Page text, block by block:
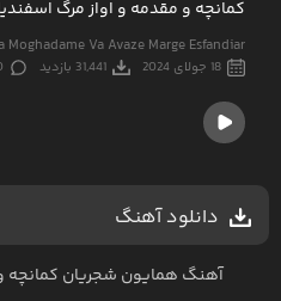
کمانچه و مقدمه و اواز مرگ
Va Avaze Marge Esfandiar
18 جولای 2024 31,441 بازدید
دانلود آهنگ
آهنگ همایون شجریان کمانچه